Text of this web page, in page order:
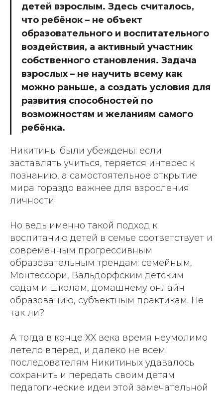
детей взрослым. Здесь считалось,
что ребёнок – не объект
образовательного и воспитательного
воздействия, а активный участник
собственного становления. Задача
взрослых – не научить всему как
можно раньше, а создать условия для
развития способностей по
возможностям и желаниям самого
ребёнка.
Никитины были убеждены: если
заставлять учиться, теряется интерес к
познанию, а самостоятельное открытие
мира гораздо важнее для взросления
личности.
Но ведь именно такой подход к
воспитанию детей в семье соответствует и
современным прогрессивным
образовательным трендам: семейным,
Монтессори, Вальдорфским детским
садам и школам, домашнему онлайн
образованию, субъектным практикам. Не
так ли?
А тогда в конце ХХ века время неумолимо
летело вперед, и далеко не всем
последователям Никитиных удавалось
сохранить и передать своим детям
педагогические идеи этой замечательной